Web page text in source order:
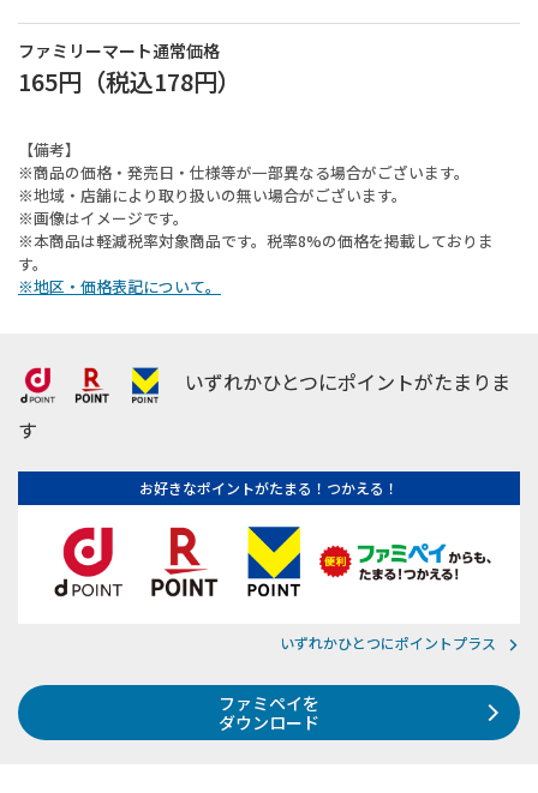
ファミリーマート通常価格
165円 （税込178円）
【備考】
※商品の価格・発売日・仕様等が一部異なる場合がございます。
※地域・店舗により取り扱いの無い場合がございます。
※画像はイメージです。
※本商品は軽減税率対象商品です。税率8%の価格を掲載しておりま
す。
※地区・価格表記について。
いずれかひとつにポイントがたまりま
す
お好きなポイントがたまる！つかえる！
いずれかひとつにポイントプラス
ファミペイを
ダウンロード